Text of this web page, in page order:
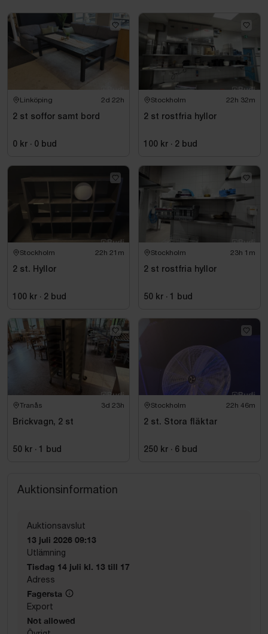
Linköping 2d 22h
2 st soffor samt bord
0 kr · 0 bud
Stockholm 22h 32m
2 st rostfria hyllor
100 kr · 2 bud
Stockholm 22h 21m
2 st. Hyllor
100 kr · 2 bud
Stockholm 23h 1m
2 st rostfria hyllor
50 kr · 1 bud
Tranås 3d 23h
Brickvagn, 2 st
50 kr · 1 bud
Stockholm 22h 46m
2 st. Stora fläktar
250 kr · 6 bud
Auktionsinformation
Auktionsavslut
13 juli 2026 09:13
Utlämning
Tisdag 14 juli kl. 13 till 17
Adress
Fagersta
Export
Not allowed